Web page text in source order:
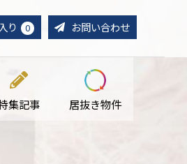
り 0 お問い合わせ
集記事 居抜き物件